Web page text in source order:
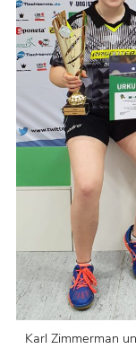
Karl Zimmerman